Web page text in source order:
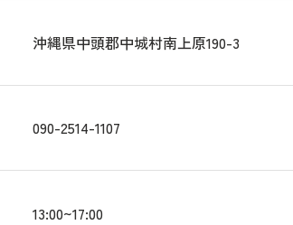
沖縄県中頭郡中城村南上原190-3
090-2514-1107
13:00~17:00